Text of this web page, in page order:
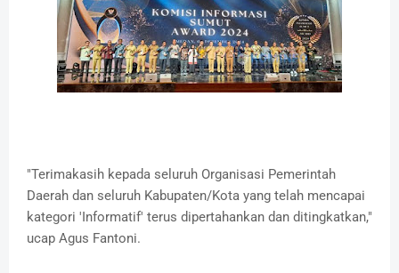
"Terimakasih kepada seluruh Organisasi Pemerintah
Daerah dan seluruh Kabupaten/Kota yang telah mencapai
kategori 'Informatif' terus dipertahankan dan ditingkatkan,"
ucap Agus Fantoni.